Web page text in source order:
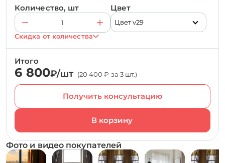
Количество, шт Цвет
Цвет v29
Скидка от количества
Итого
6 800₽/шт (20 400 ₽ за 3 шт.)
Получить консультацию
Фото и видео покупателей